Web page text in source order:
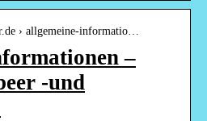
› allgemeine-informatio…
–
-und